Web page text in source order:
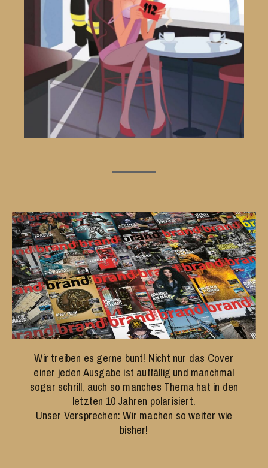
Wir treiben es gerne bunt! Nicht nur das Cover
einer jeden Ausgabe ist auffällig und manchmal
sogar schrill, auch so manches Thema hat in den
letzten 10 Jahren polarisiert.
Unser Versprechen: Wir machen so weiter wie
bisher!